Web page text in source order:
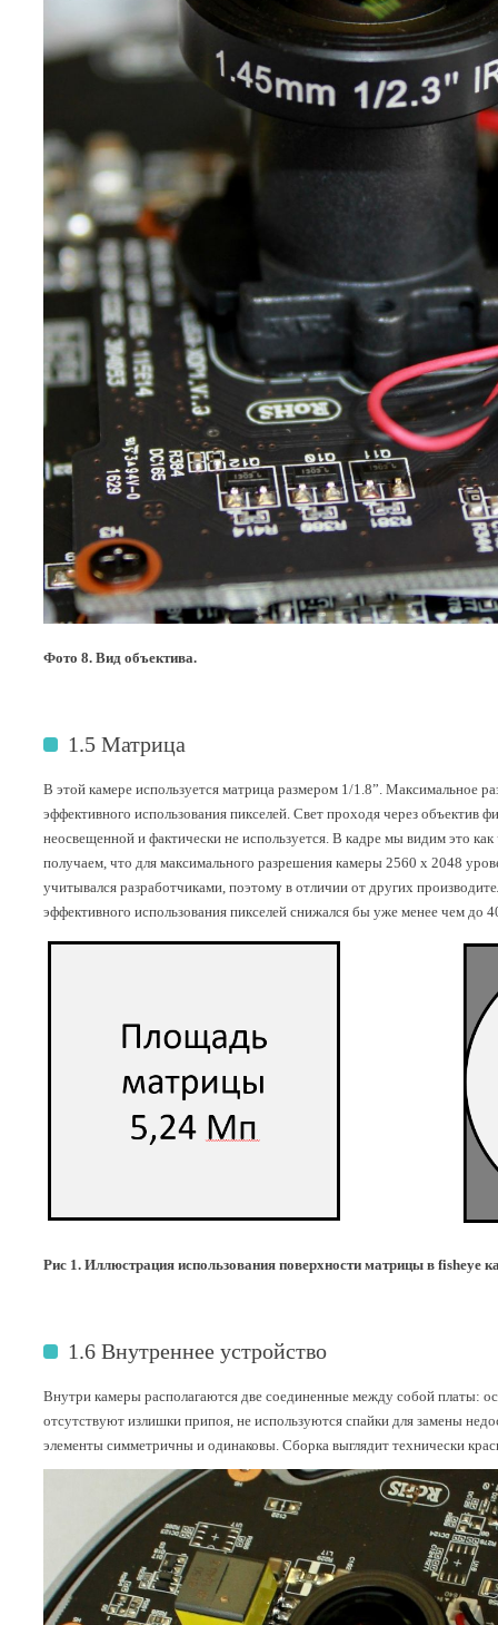
Фото 8. Вид объектива.
1.5 Матрица
В этой камере используется матрица размером 1/1.8”.
эффективного использования пикселей. Свет проходя через объектив
неосвещенной и фактически не используется. В кадре мы видим это
получаем, что для максимального разрешения камеры 2560 х 2048
учитывался разработчиками, поэтому в отличии от других
эффективного использования пикселей снижался бы уже менее чем до
Рис 1. Иллюстрация использования поверхности матрицы в fisheye
1.6 Внутреннее устройство
Внутри камеры располагаются две соединенные между собой платы:
отсутствуют излишки припоя, не используются спайки для замены
элементы симметричны и одинаковы. Сборка выглядит технически